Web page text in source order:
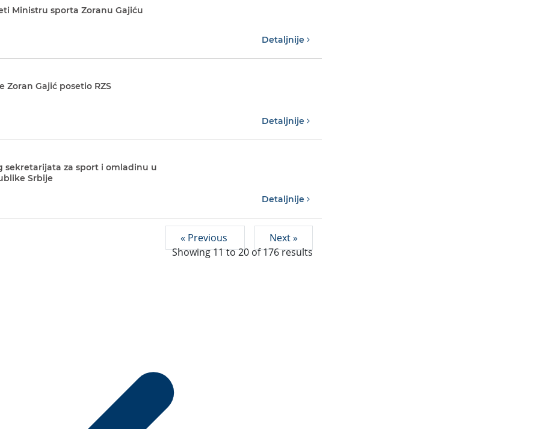
Ministru sporta Zoranu Gajiću
Detaljnije
Gajić posetio RZS
Detaljnije
sekretarijata za sport i omladinu u
Srbije
Detaljnije
« Previous
Next »
Showing11to20 of176results